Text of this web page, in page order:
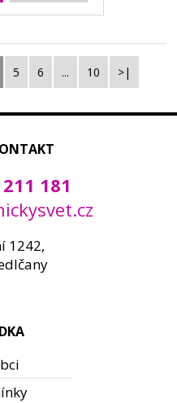
5 6 ... 10 >|
181
1242,